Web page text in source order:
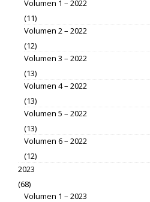
Volumen 1 – 2022
(11)
Volumen 2 – 2022
(12)
Volumen 3 – 2022
(13)
Volumen 4 – 2022
(13)
Volumen 5 – 2022
(13)
Volumen 6 – 2022
(12)
2023
(68)
Volumen 1 – 2023